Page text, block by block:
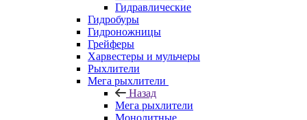
Гидравлические
Гидробуры
Гидроножницы
Грейферы
Харвестеры и мульчеры
Рыхлители
Мега рыхлители
Назад
Мега рыхлители
Монолитные